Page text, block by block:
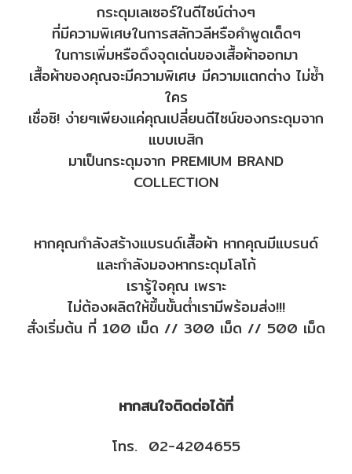
กระดุมเลเซอร์ในดีไซน์ต่างๆ
ที่มีความพิเศษในการสลักวลีหรือคำพูดเด็ดๆ
ในการเพิ่มหรือดึงจุดเด่นของเสื้อผ้าออกมา
เสื้อผ้าของคุณจะมีความพิเศษ มีความแตกต่าง ไม่ซ้ำ
ใคร
เชื่อซิ! ง่ายๆเพียงแค่คุณเปลี่ยนดีไซน์ของกระดุมจาก
แบบเบสิก
มาเป็นกระดุมจาก PREMIUM BRAND
COLLECTION
หากคุณกำลังสร้างแบรนด์เสื้อผ้า หากคุณมีแบรนด์
และกำลังมองหากระดุมโลโก้
เรารู้ใจคุณ เพราะ
ไม่ต้องผลิตให้ขึ้นขั้นต่ำเรามีพร้อมส่ง!!!
สั่งเริ่มต้น ที่ 100 เม็ด // 300 เม็ด // 500 เม็ด
หากสนใจติดต่อได้ที่
โทร. 02-4204655